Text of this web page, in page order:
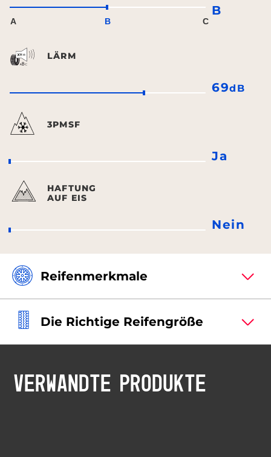
A B C
B
LÄRM
69dB
3PMSF
Ja
HAFTUNG
AUF EIS
Nein
Reifenmerkmale
Die Richtige Reifengröße
VERWANDTE PRODUKTE